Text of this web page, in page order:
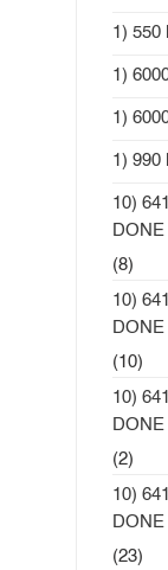
1) 550
1)
1)
1) 990
10)
DONE
(8)
10)
DONE
(10)
10)
DONE
(2)
10)
DONE
(23)